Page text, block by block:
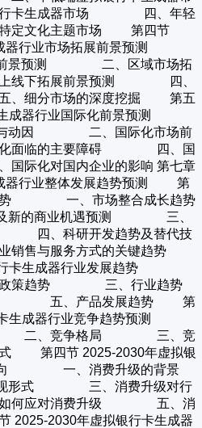
卡生成器市场 四、年轻
文化主题市场 第四节
行业市场拓展前景预测
景预测 二、区域市场拓
线下拓展前景预测 四、
细分市场的深度挖掘 第五
成器行业国际化前景预测
动因 二、国际化市场前
面临的主要障碍 四、国
化对国内企业的影响 第七章
器行业整体发展趋势预测 第
趋势 一、市场整合成长趋势
的商业机遇预测 三、
四、科研开发趋势及替代技
售与服务方式的关键趋势
行卡生成器行业发展趋势
策趋势 三、行业趋势
五、产品发展趋势 第
生成器行业竞争趋势预测
、竞争格局 三、竞
四节 2025-2030年虚拟银
走向 一、消费升级的背景
形式 三、消费升级对行
何应对消费升级 五、消
2030年虚拟银行卡生成器